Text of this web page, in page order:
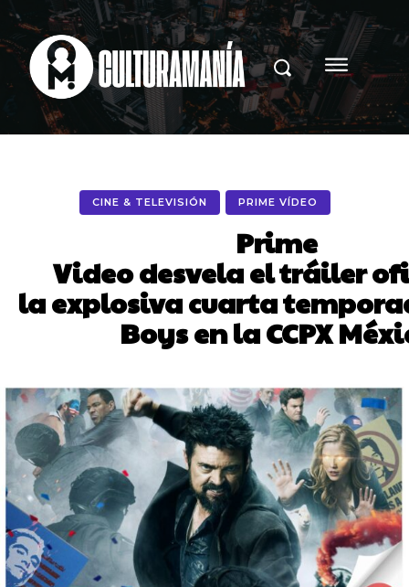
CINE & TELEVISIÓN PRIME VÍDEO
Prime
Video desvela el tráiler
la explosiva cuarta
Boys en la CCPX